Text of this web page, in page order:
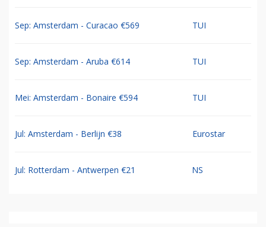
Sep: Amsterdam - Curacao €569 TUI
Sep: Amsterdam - Aruba €614 TUI
Mei: Amsterdam - Bonaire €594 TUI
Jul: Amsterdam - Berlijn €38 Eurostar
Jul: Rotterdam - Antwerpen €21 NS